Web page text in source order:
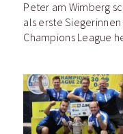
Peter am Wimberg
als erste
Champions League